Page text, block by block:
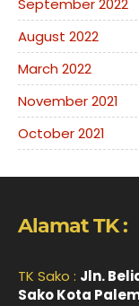
September 2022
August 2022
March 2022
November 2021
October 2021
Alamat TK :
TK Sako : Jln.
Sako Kota